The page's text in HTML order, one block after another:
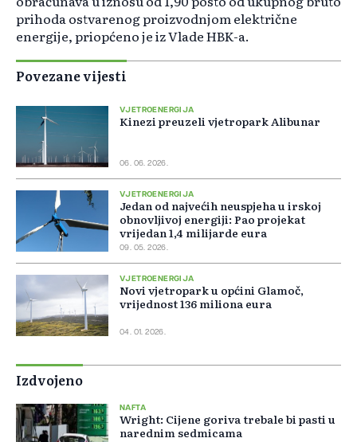
prihoda ostvarenog proizvodnjom električne
energije, priopćeno je iz Vlade HBK-a.
Povezane vijesti
VJETROENERGIJA
Kinezi preuzeli vjetropark Alibunar
06. 06. 2026.
VJETROENERGIJA
Jedan od najvećih neuspjeha u irskoj
obnovljivoj energiji: Pao projekat
vrijedan 1,4 milijarde eura
09. 05. 2026.
VJETROENERGIJA
Novi vjetropark u općini Glamoč,
vrijednost 136 miliona eura
04. 01. 2026.
Izdvojeno
NAFTA
Wright: Cijene goriva trebale bi pasti u
narednim sedmicama